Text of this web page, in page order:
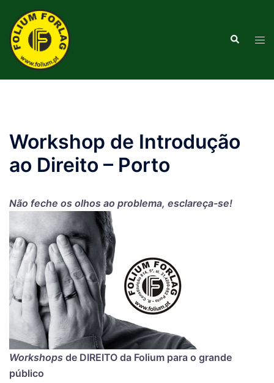
para
conteúdo
Pesquisar
Workshop de Introdução
ao Direito – Porto
Não feche os olhos ao problema, esclareça-se!
Workshops de DIREITO da Folium para o grande
público